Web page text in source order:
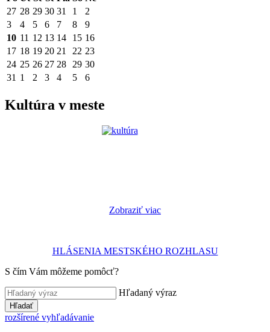
27 28 29 30 31 1
2
3
4 5 6 7 8
9
10 11 12 13 14 15 16
17 18 19 20 21 22 23
24 25 26 27 28 29 30
31 1 2 3 4 5 6
Kultúra v meste
Zobraziť viac
HLÁSENIA MESTSKÉHO ROZHLASU
S čím Vám môžeme pomôcť?
Hľadaný výraz
Hľadať
rozšírené vyhľadávanie